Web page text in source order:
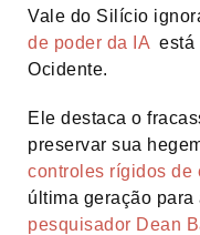
Vale do Silício
de poder da IA está
Ocidente.
Ele destaca o
preservar sua
controles rígidos de
última geração
pesquisador Dean